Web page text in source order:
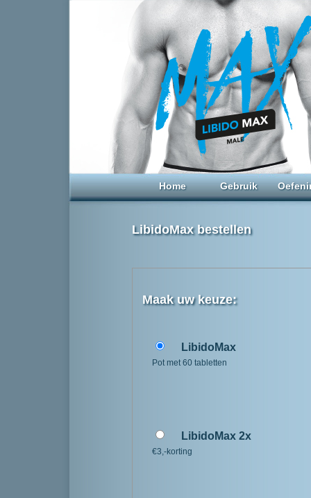
Home Gebruik
LibidoMax bestellen
Maak uw keuze:
LibidoMax
Pot met 60 tabletten
LibidoMax 2x
€3,-korting